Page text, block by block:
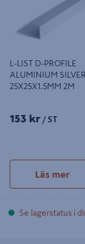
L-LIST D-PROFILE
ALUMINIUM
25X25X1.5MM 2M
153 kr / ST
Läs mer
Se lagerstatus i